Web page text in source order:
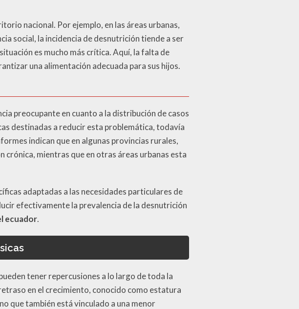
nacional. Por ejemplo, en las áreas urbanas,
social, la incidencia de desnutrición tiende a ser
es mucho más crítica. Aquí, la falta de
una alimentación adecuada para sus hijos.
preocupante en cuanto a la distribución de casos
destinadas a reducir esta problemática, todavía
indican que en algunas provincias rurales,
crónica, mientras que en otras áreas urbanas esta
adaptadas a las necesidades particulares de
efectivamente la prevalencia de la desnutrición
ecuador.
tener repercusiones a lo largo de toda la
en el crecimiento, conocido como estatura
que también está vinculado a una menor